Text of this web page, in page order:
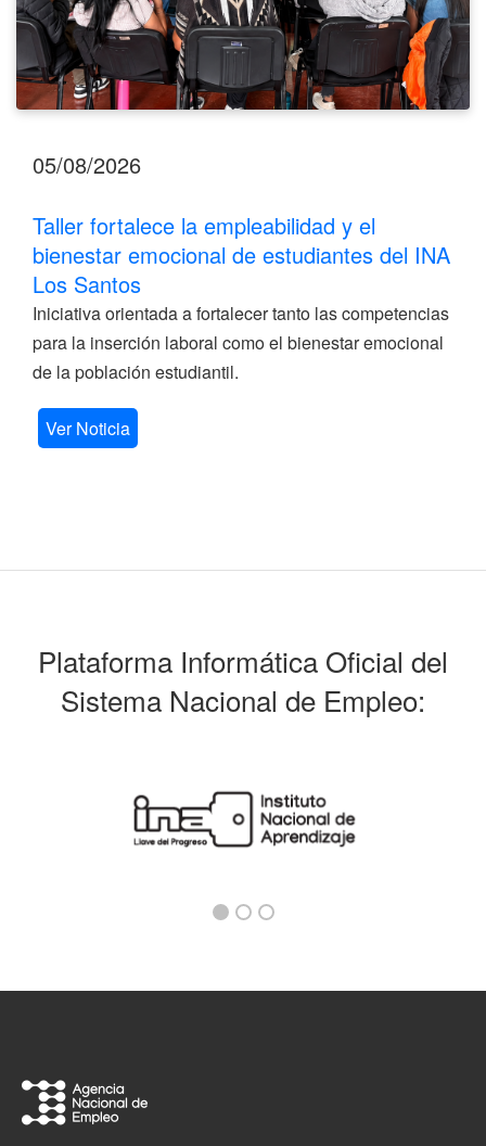
Los
Santos
05/08/2026
Taller fortalece la empleabilidad y el
bienestar emocional de estudiantes del INA
Los Santos
Iniciativa orientada a fortalecer tanto las competencias
para la inserción laboral como el bienestar emocional
de la población estudiantil.
Ver Noticia
Plataforma Informática Oficial del
Sistema Nacional de Empleo: